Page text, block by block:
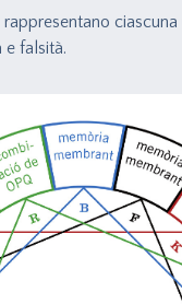
rappresentano ciascuna
e falsità.